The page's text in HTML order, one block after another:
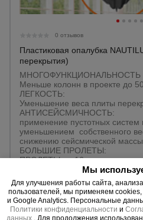
0 отзывов
Пластиковая опалубка
перекрытия)
МНОГОФУНКЦИОНАЛЬНОСТЬ
Меньше колонн в проекте до
ЛЕГКОСТЬ:
Уменьшение веса плиты
АНТИСЕЙСМИЧНОСТЬ:
применение пустотных систем
уменьшением собственного
снижению сейсмической массы.
БОЛЬШИЕ ПРОЛЕТЫ:
ПРОЛЕТЫ до 16 метров
ЭКОНОМИЧНОСТЬ:
ОБЩЕЕ СНИЖЕНИЕ РАСХОДОВ
Аренда:
Мы
Для улучшения работы сайта,
пользователей, мы применяем cookies,
и Google Analytics. Персональные
Политики конфиденциальности и
данных . Для продолжения